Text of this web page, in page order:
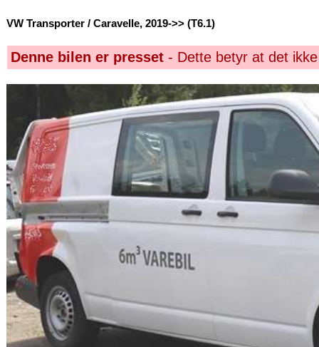
VW Transporter / Caravelle, 2019->> (T6.1)
Denne bilen er presset - Dette betyr at det